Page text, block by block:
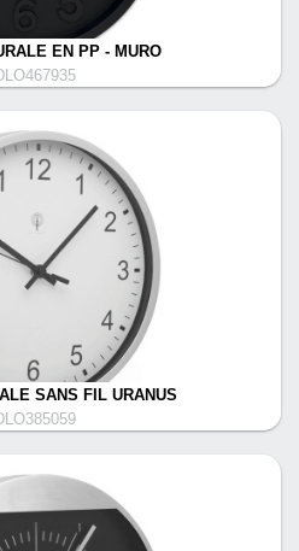
EN PP - MURO
SANS FIL URANUS